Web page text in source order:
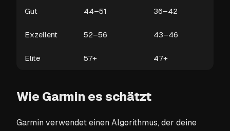
Gut 44–51 36–42
Exzellent 52–56 43–46
Elite 57+ 47+
Wie Garmin es schätzt
Garmin verwendet einen Algorithmus, der deine